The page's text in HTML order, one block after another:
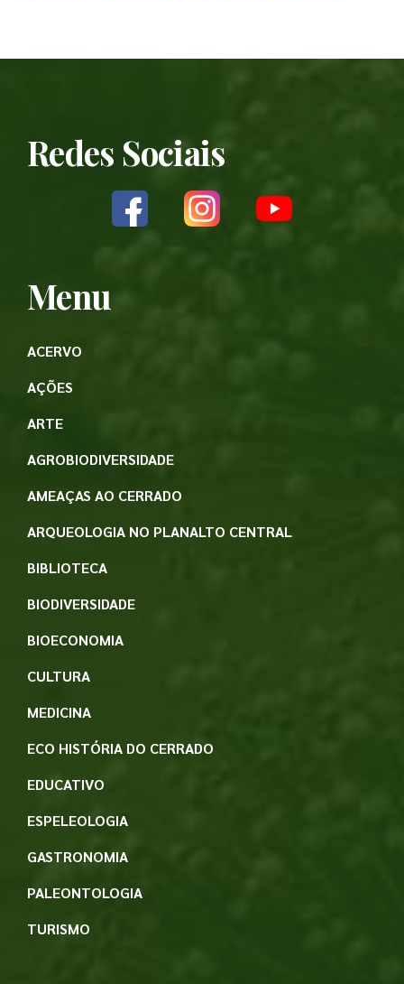
Redes Sociais
Menu
ACERVO
AÇÕES
ARTE
AGROBIODIVERSIDADE
AMEAÇAS AO CERRADO
ARQUEOLOGIA NO PLANALTO CENTRAL
BIBLIOTECA
BIODIVERSIDADE
BIOECONOMIA
CULTURA
MEDICINA
ECO HISTÓRIA DO CERRADO
EDUCATIVO
ESPELEOLOGIA
GASTRONOMIA
PALEONTOLOGIA
TURISMO